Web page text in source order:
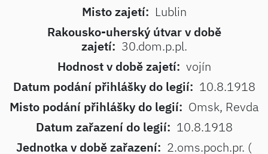
Misto zajetí: Lublin
Rakousko-uherský útvar v době
zajetí: 30.dom.p.pl.
Hodnost v době zajetí: vojín
Datum podání přihlášky do legií: 10.8.1918
Misto podání přihlášky do legií: Omsk, Revda
Datum zařazení do legií: 10.8.1918
Jednotka v době zařazení: 2.oms.poch.pr. (